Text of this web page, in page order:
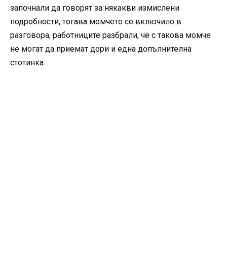
започнали да говорят за някакви измислени
подробности, тогава момчето се включило в
разговора, работниците разбрали, че с такова момче
не могат да приемат дори и една допълнителна
стотинка.